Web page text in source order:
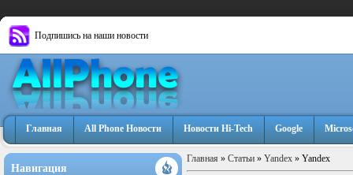
Подпишись на наши новости
Главная All Phone Новости Новости Hi-Tech Google
Главная » Статьи » Yandex » Yandex
Навигация